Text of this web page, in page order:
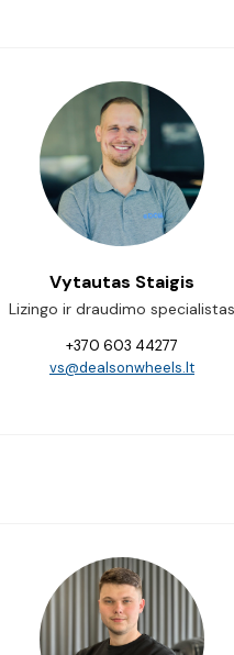
Vytautas Staigis
Lizingo ir draudimo specialistas
+370 603 44277
vs@dealsonwheels.lt